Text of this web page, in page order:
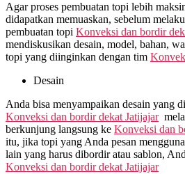
Agar proses pembuatan topi lebih
didapatkan memuaskan, sebelum
pembuatan topi Konveksi dan bordir
mendiskusikan desain, model, bahan,
topi yang diinginkan dengan tim
Desain
Anda bisa menyampaikan desain yang
Konveksi dan bordir dekat Jatijajar
berkunjung langsung ke Konveksi dan
itu, jika topi yang Anda pesan
lain yang harus dibordir atau sablon,
Konveksi dan bordir dekat Jatijajar